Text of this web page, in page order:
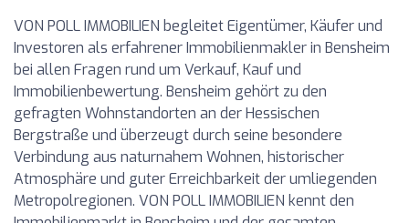
VON POLL IMMOBILIEN begleitet Eigentümer, Käufer und
Investoren als erfahrener Immobilienmakler in Bensheim
bei allen Fragen rund um Verkauf, Kauf und
Immobilienbewertung. Bensheim gehört zu den
gefragten Wohnstandorten an der Hessischen
Bergstraße und überzeugt durch seine besondere
Verbindung aus naturnahem Wohnen, historischer
Atmosphäre und guter Erreichbarkeit der umliegenden
Metropolregionen. VON POLL IMMOBILIEN kennt den